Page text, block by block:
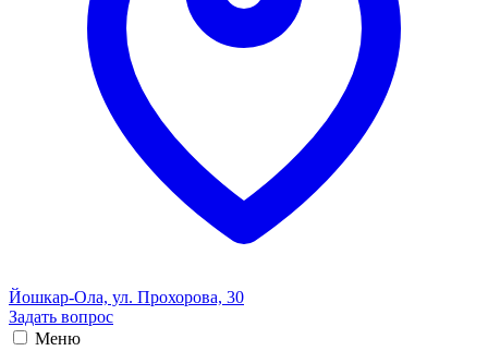
Йошкар-Ола, ул. Прохорова, 30
Задать вопрос
Меню